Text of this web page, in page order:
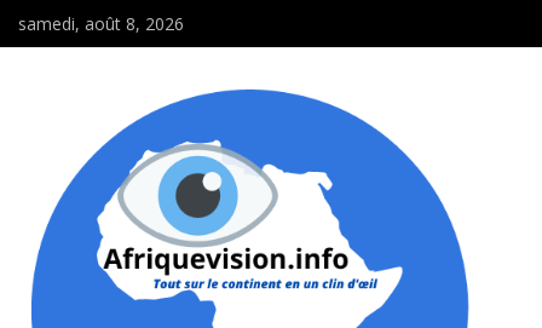
samedi, août 8, 2026